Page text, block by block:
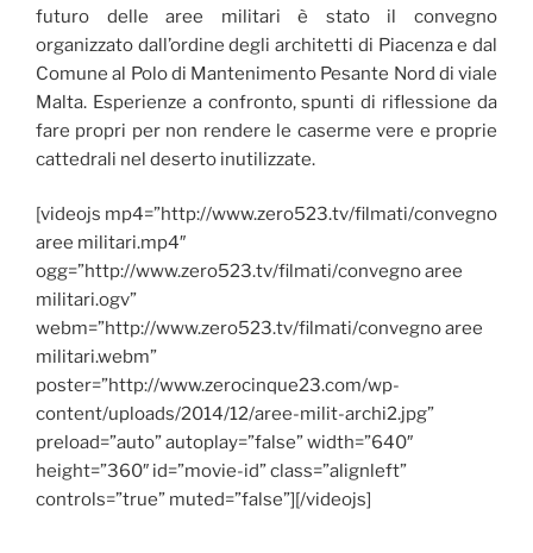
futuro delle aree militari è stato il convegno
organizzato dall’ordine degli architetti di Piacenza e dal
Comune al Polo di Mantenimento Pesante Nord di viale
Malta. Esperienze a confronto, spunti di riflessione da
fare propri per non rendere le caserme vere e proprie
cattedrali nel deserto inutilizzate.
[videojs mp4=”http://www.zero523.tv/filmati/convegno
aree militari.mp4″
ogg=”http://www.zero523.tv/filmati/convegno aree
militari.ogv”
webm=”http://www.zero523.tv/filmati/convegno aree
militari.webm”
poster=”http://www.zerocinque23.com/wp-
content/uploads/2014/12/aree-milit-archi2.jpg”
preload=”auto” autoplay=”false” width=”640″
height=”360″ id=”movie-id” class=”alignleft”
controls=”true” muted=”false”][/videojs]